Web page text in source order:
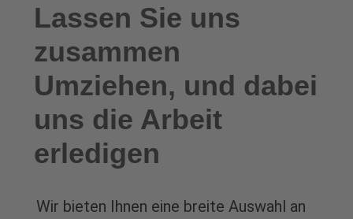
Lassen Sie uns
zusammen
Umziehen, und dabei
uns die Arbeit
erledigen
Wir bieten Ihnen eine breite Auswahl an